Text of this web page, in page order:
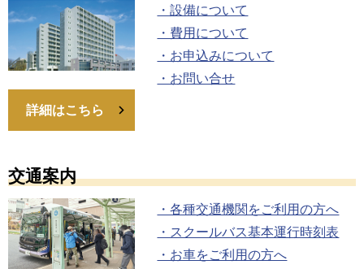
詳細はこちら
・設備について
・費用について
・お申込みについて
・お問い合せ
交通案内
・各種交通機関をご利用の方へ
・スクールバス基本運行時刻表
・お車をご利用の方へ